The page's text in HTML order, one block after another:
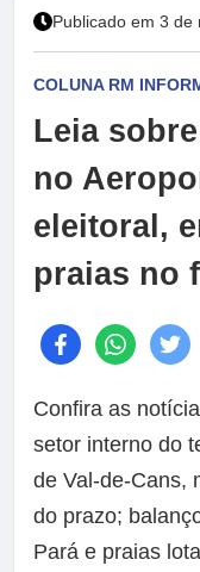
Publicado em 3 de
COLUNA RM
Leia
no
eleitoral,
praias no
Confira as
setor interno do
de Val-de-Cans,
do prazo;
Pará e praias